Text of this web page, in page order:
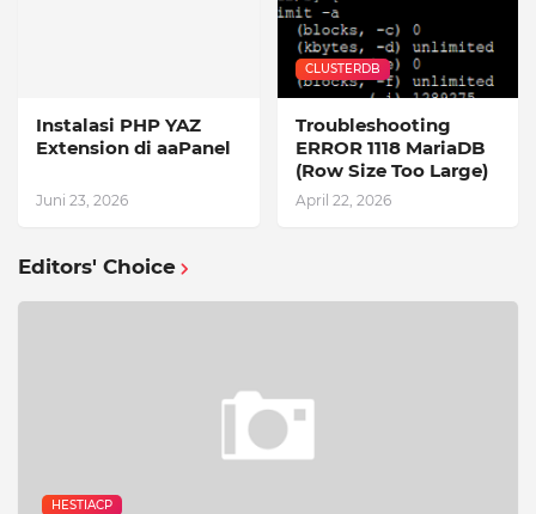
Instalasi PHP YAZ
Extension di aaPanel
Juni 23, 2026
CLUSTERDB
Troubleshooting
ERROR 1118 MariaDB
(Row Size Too Large)
April 22, 2026
Editors' Choice
HESTIACP